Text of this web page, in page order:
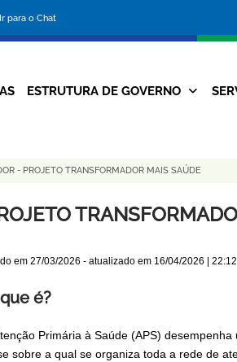
Ir para o Chat
da
Prefeitura
ESTRUTURA DE GOVERNO
- PROJETO TRANSFORMADOR MAIS SAÚDE
em 27/03/2026 - atualizado em 16/04/2026 | 22:12
é?
Primária à Saúde (APS)
sobre a qual se organiza toda a rede de